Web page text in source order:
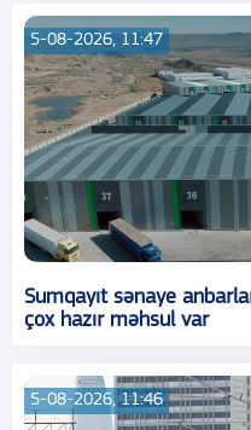
5-08-2026, 11:47
Sumqayıt sənaye
çox hazır məhsul var
5-08-2026, 11:46